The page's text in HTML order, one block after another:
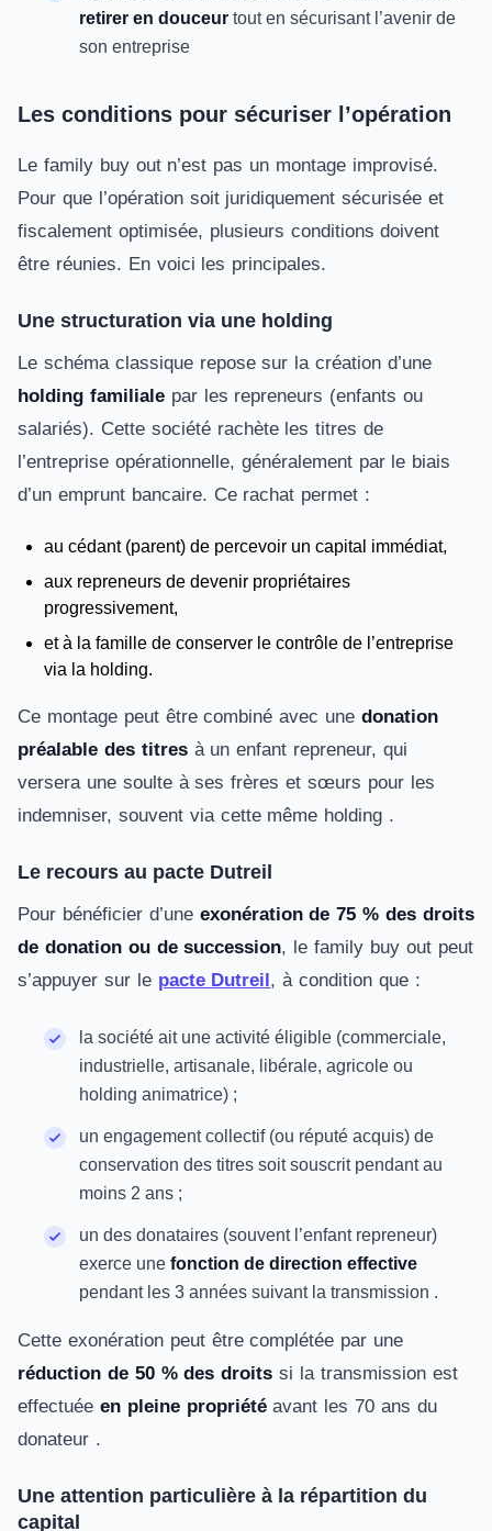
retirer en douceur tout en sécurisant l’avenir de
son entreprise
Les conditions pour sécuriser l’opération
Le family buy out n’est pas un montage improvisé.
Pour que l’opération soit juridiquement sécurisée et
fiscalement optimisée, plusieurs conditions doivent
être réunies. En voici les principales.
Une structuration via une holding
Le schéma classique repose sur la création d’une
holding familialepar les repreneurs (enfants ou
salariés). Cette société rachète les titres de
l’entreprise opérationnelle, généralement par le biais
d’un emprunt bancaire. Ce rachat permet :
au cédant (parent) de percevoir un capital immédiat,
aux repreneurs de devenir propriétaires
progressivement,
et à la famille de conserver le contrôle de l’entreprise
via la holding.
Ce montage peut être combiné avec une donation
préalable des titresà un enfant repreneur, qui
versera une soulte à ses frères et sœurs pour les
indemniser, souvent via cette même holding .
Le recours au pacte Dutreil
Pour bénéficier d’une exonération de 75 % des droits
de donation ou de succession, le family buy out peut
s’appuyer sur le pacte Dutreil, à condition que :
la société ait une activité éligible (commerciale,
industrielle, artisanale, libérale, agricole ou
holding animatrice) ;
un engagement collectif (ou réputé acquis) de
conservation des titres soit souscrit pendant au
moins 2 ans ;
un des donataires (souvent l’enfant repreneur)
exerce une fonction de direction effective
pendant les 3 années suivant la transmission .
Cette exonération peut être complétée par une
réduction de 50 % des droits si la transmission est
effectuée en pleine propriétéavant les 70 ans du
donateur .
Une attention particulière à la répartition du
capital